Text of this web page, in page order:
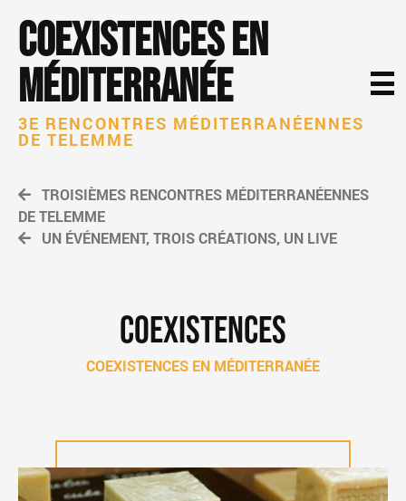
Coexistences en
Méditerranée
3E RENCONTRES MÉDITERRANÉENNES
DE TELEMME
TROISIÈMES RENCONTRES MÉDITERRANÉENNES
DE TELEMME
UN ÉVÉNEMENT, TROIS CRÉATIONS, UN LIVE
COEXISTENCES
COEXISTENCES EN MÉDITERRANÉE